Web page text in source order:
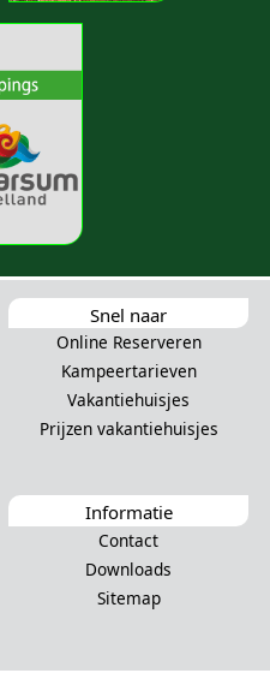
Snel naar
Online Reserveren
Kampeertarieven
Vakantiehuisjes
Prijzen vakantiehuisjes
Informatie
Contact
Downloads
Sitemap